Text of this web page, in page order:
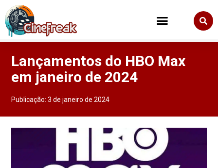
Lançamentos do HBO Max
em janeiro de 2024
Publicação:3 de janeiro de 2024